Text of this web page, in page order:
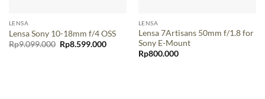
LENSA
Lensa Sony 10-18mm f/4 OSS
Rp9.099.000 Original
price
Rp8.599.000Current
LENSA
Lensa 7Artisans 50mm f/1.8 for
Sony E-Mount
Rp800.000